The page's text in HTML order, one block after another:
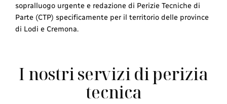
sopralluogo urgente e redazione di Perizie Tecniche di
Parte (CTP) specificamente per il territorio delle province
di Lodi e Cremona.
I nostri servizi di perizia
tecnica